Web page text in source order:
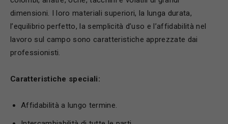
dimensioni. I loro materiali superiori, la lunga durata,
l’equilibrio perfetto, la semplicità d’uso e l’affidabilità nel
lavoro sul campo sono caratteristiche apprezzate dai
professionisti.
Caratteristiche speciali:
Affidabilità a lungo termine.